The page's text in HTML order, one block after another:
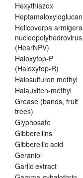
Hexythiazox
Heptamaloxyloglucan
Helicoverpa armigera
nucleopolyhedrovirus
(HearNPV)
Haloxyfop-P
(Haloxyfop-R)
Halosulfuron methyl
Halauxifen-methyl
Grease (bands, fruit
trees)
Glyphosate
Gibberellins
Gibberellic acid
Geraniol
Garlic extract